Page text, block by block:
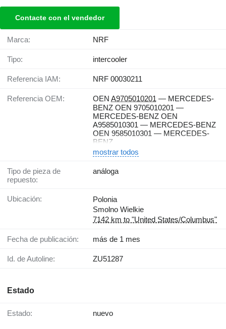
Contacte con el vendedor
Marca: NRF
Tipo: intercooler
Referencia IAM: NRF 00030211
Referencia OEM: OEN A9705010201 — MERCEDES-
BENZ OEN 9705010201 —
MERCEDES-BENZ OEN
A9585010301 — MERCEDES-BENZ
OEN 9585010301 — MERCEDES-
BENZ
mostrar todos
Tipo de pieza de
repuesto:
análoga
Ubicación:
Polonia
Smolno Wielkie
7142 km to "United States/Columbus"
Fecha de publicación: más de 1 mes
Id. de Autoline: ZU51287
Estado
Estado: nuevo